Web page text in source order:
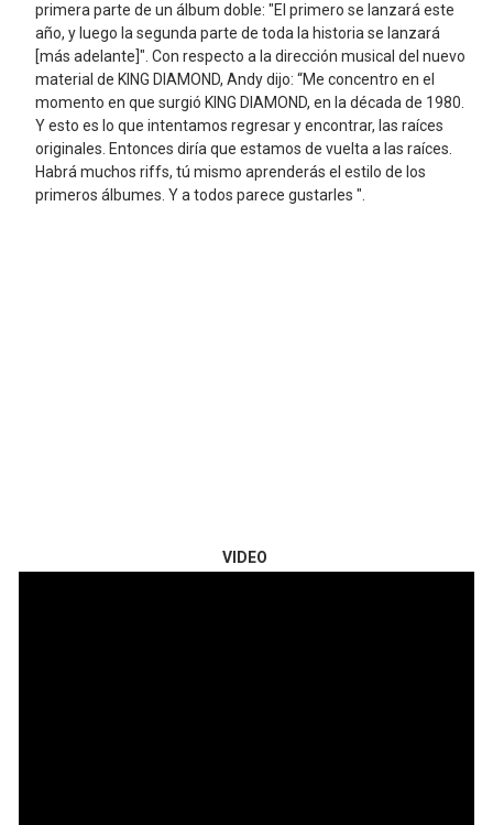
primera parte de un álbum doble: "El primero se lanzará este
año, y luego la segunda parte de toda la historia se lanzará
[más adelante]". Con respecto a la dirección musical del nuevo
material de KING DIAMOND, Andy dijo: “Me concentro en el
momento en que surgió KING DIAMOND, en la década de 1980.
Y esto es lo que intentamos regresar y encontrar, las raíces
originales. Entonces diría que estamos de vuelta a las raíces.
Habrá muchos riffs, tú mismo aprenderás el estilo de los
primeros álbumes. Y a todos parece gustarles ".
VIDEO